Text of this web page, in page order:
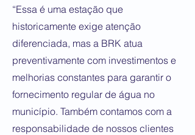
“Essa é uma estação que
historicamente exige atenção
diferenciada, mas a BRK atua
preventivamente com investimentos e
melhorias constantes para garantir o
fornecimento regular de água no
município. Também contamos com a
responsabilidade de nossos clientes